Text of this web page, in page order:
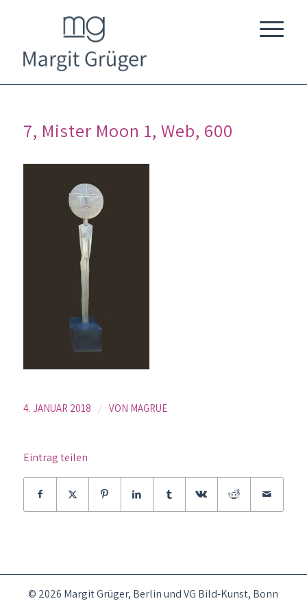
7, Mister Moon 1, Web, 600
4. JANUAR 2018 / VON MAGRUE
Eintrag teilen
© 2026 Margit Grüger, Berlin und VG Bild-Kunst, Bonn